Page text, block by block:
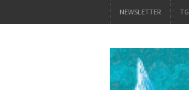
NEWSLETTER TG